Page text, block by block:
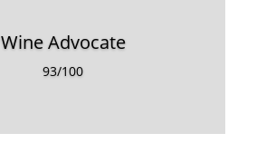
Wine Advocate
93/100